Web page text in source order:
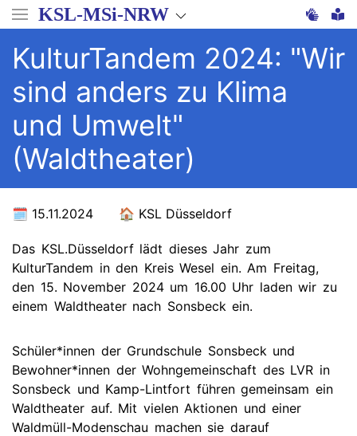
Direkt
zum
Inhalt
KSL-MSi-NRW
KulturTandem 2024: "Wir
sind anders zu Klima
und Umwelt"
(Waldtheater)
15.11.2024 KSL Düsseldorf
Das KSL.Düsseldorf lädt dieses Jahr zum
KulturTandem in den Kreis Wesel ein. Am Freitag,
den 15. November 2024 um 16.00 Uhr laden wir zu
einem Waldtheater nach Sonsbeck ein.
Schüler*innen der Grundschule Sonsbeck und
Bewohner*innen der Wohngemeinschaft des LVR in
Sonsbeck und Kamp-Lintfort führen gemeinsam ein
Waldtheater auf. Mit vielen Aktionen und einer
Waldmüll-Modenschau machen sie darauf